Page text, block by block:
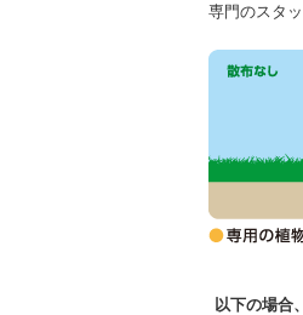
専門のスタ
以下の場合